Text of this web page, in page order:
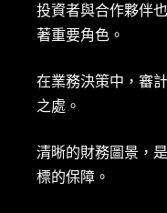
投資者與合作夥伴
著重要角色。
在業務決策中，審
之處。
清晰的財務圖景，
標的保障。